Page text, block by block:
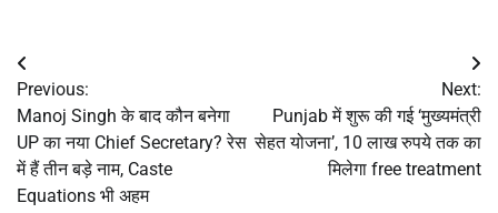
Post
navigation
Previous:
Manoj Singh के बाद कौन बनेगा
UP का नया Chief Secretary? रेस
में हैं तीन बड़े नाम, Caste
Equations भी अहम
Next:
Punjab में शुरू की गई ‘मुख्यमंत्री
सेहत योजना’, 10 लाख रुपये तक का
मिलेगा free treatment